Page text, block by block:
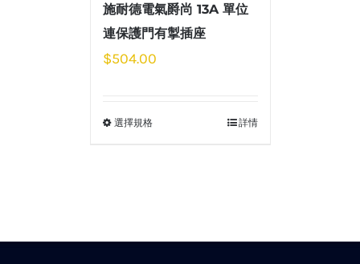
施耐德電氣爵尚 13A 單位
連保護門有掣插座
$504.00
選擇規格 詳情